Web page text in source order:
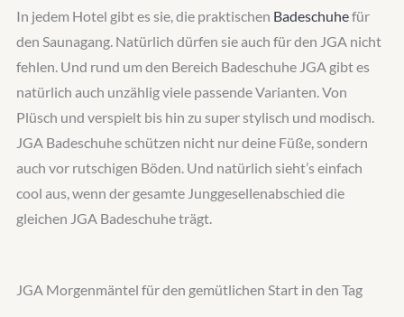
In jedem Hotel gibt es sie, die praktischen Badeschuhefür
den Saunagang. Natürlich dürfen sie auch für den JGA nicht
fehlen. Und rund um den Bereich Badeschuhe JGA gibt es
natürlich auch unzählig viele passende Varianten. Von
Plüsch und verspielt bis hin zu super stylisch und modisch.
JGA Badeschuhe schützen nicht nur deine Füße, sondern
auch vor rutschigen Böden. Und natürlich sieht’s einfach
cool aus, wenn der gesamte Junggesellenabschied die
gleichen JGA Badeschuhe trägt.
JGA Morgenmäntel für den gemütlichen Start in den Tag